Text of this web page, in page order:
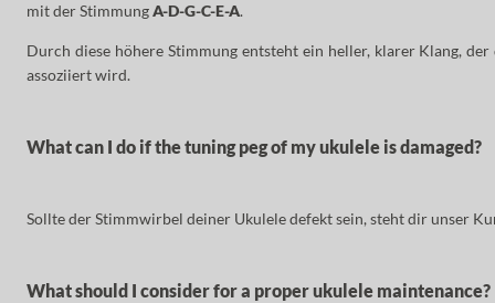
mit der StimmungA-D-G-C-E-A.
Durch diese höhere Stimmung entsteht ein heller, klarer Klang,
assoziiert wird.
What can I do if the tuning peg of my ukulele is damaged?
Sollte der Stimmwirbel deiner Ukulele defekt sein, steht dir unser
What should I consider for a proper ukulele maintenance?